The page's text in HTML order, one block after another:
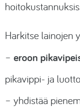
Harkitse lainojen
– eroon
pikavippi- ja
– yhdistää